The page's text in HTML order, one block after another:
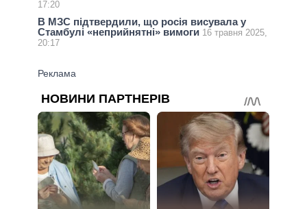
17:20
В МЗС підтвердили, що росія висувала у
Стамбулі «неприйнятні» вимоги 16 травня 2025,
20:17